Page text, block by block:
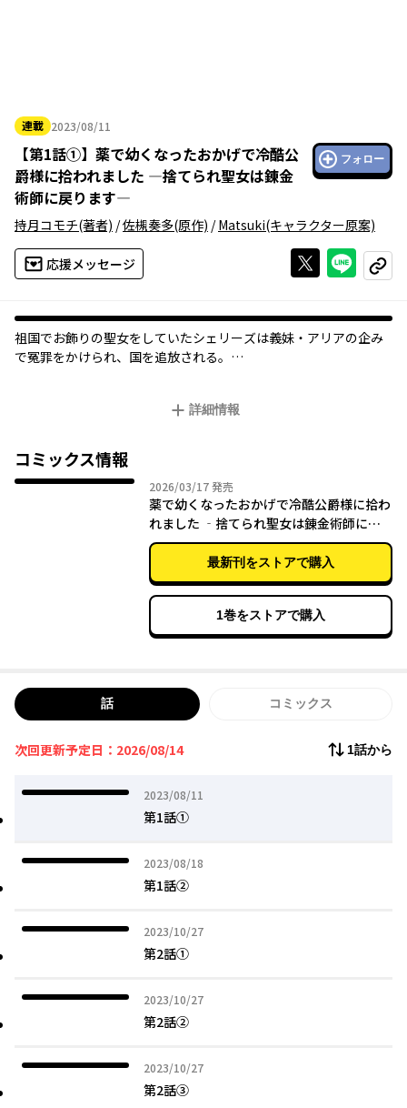
連載 2023/08/11
2023年08月11日
【第1話①】 薬で幼くなったおかげで冷酷公
爵様に拾われました ―捨てられ聖女は錬金
術師に戻ります―
フォロー
持月コモチ(著者) /佐槻奏多(原作) /Matsuki(キャラクター原案)
応援メッセージ Xで投稿する
ライン
コピー
祖国でお飾りの聖女をしていたシェリーズは義妹・アリアの企み
で冤罪をかけられ、国を追放される。
そんなシェリーズの前に現れたのは“冷酷公爵”と噂のディアーシ
姿を変えて第２の人生をスタートする、人生やり直しファンタジ
詳細情報
コミックス情報
2026/03/172026年03月17日
発売
薬で幼くなったおかげで冷酷公爵様に拾わ
れました ‐捨てられ聖女は錬金術師に戻
ります‐ ４
最新刊をストアで購入
1巻をストアで購入
話 コミックス
次回更新予定日：2026/08/14 1話から
2023/08/11
2023年08月11日
第1話①
2023/08/18
2023年08月18日
第1話②
2023/10/27
2023年10月27日
第2話①
2023/10/27
2023年10月27日
第2話②
2023/10/27
2023年10月27日
第2話③